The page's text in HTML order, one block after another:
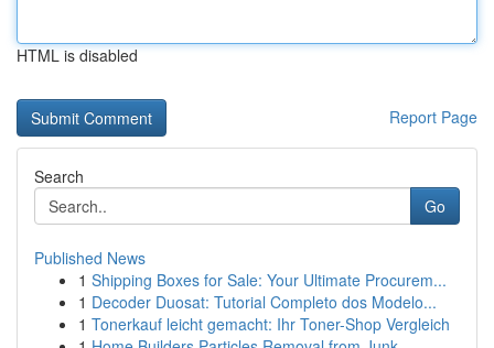
HTML is disabled
Report Page
Search
Go
Published News
1 Shipping Boxes for Sale: Your Ultimate Procurem...
1 Decoder Duosat: Tutorial Completo dos Modelo...
1 Tonerkauf leicht gemacht: Ihr Toner-Shop Vergleich